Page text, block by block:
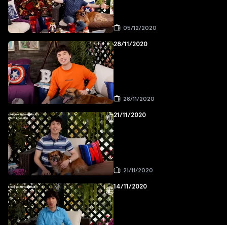
05/12/2020
28/11/2020
28/11/2020
21/11/2020
21/11/2020
14/11/2020